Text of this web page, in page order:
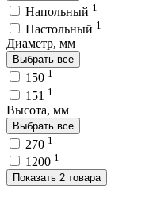
Напольный 1
Настольный 1
Диаметр, мм
Выбрать все
150 1
151 1
Высота, мм
Выбрать все
270 1
1200 1
Показать 2 товара